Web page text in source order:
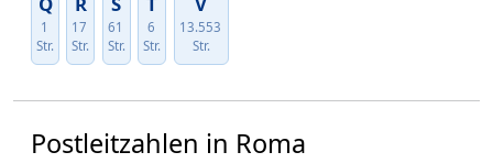
1
Str.
17
Str.
61
Str.
6
Str.
13.553
Str.
Postleitzahlen in Roma